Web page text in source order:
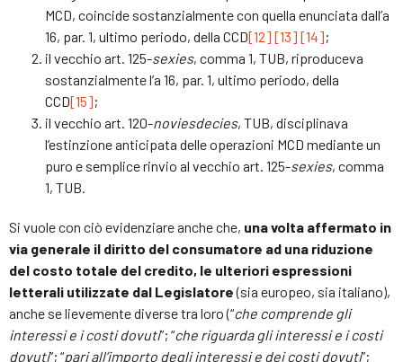
MCD, coincide sostanzialmente con quella enunciata dall’a
16, par. 1, ultimo periodo, della CCD[12] [13] [14];
il vecchio art. 125-sexies, comma 1, TUB, riproduceva
sostanzialmente l’a 16, par. 1, ultimo periodo, della
CCD[15];
il vecchio art. 120-noviesdecies, TUB, disciplinava
l’estinzione anticipata delle operazioni MCD mediante un
puro e semplice rinvio al vecchio art. 125-sexies, comma
1, TUB.
Si vuole con ciò evidenziare anche che, una volta affermato in
via generale il diritto del consumatore ad una riduzione
del costo totale del credito, le ulteriori espressioni
letterali utilizzate dal Legislatore(sia europeo, sia italiano),
anche se lievemente diverse tra loro (“che comprende gli
interessi e i costi dovuti”; “che riguarda gli interessi e i costi
dovuti”; “pari all’importo degli interessi e dei costi dovuti”;